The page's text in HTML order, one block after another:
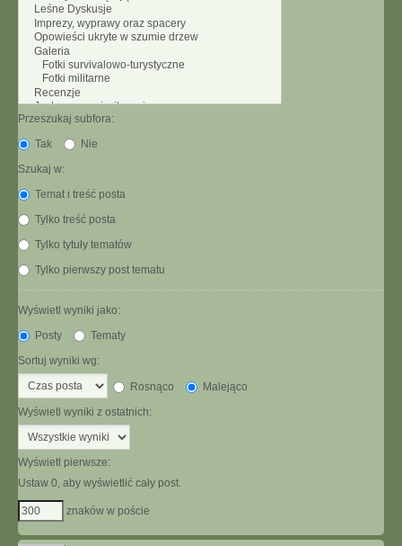
Przeszukaj subfora:
Tak
Nie
Szukaj w:
Temat i treść posta
Tylko treść posta
Tylko tytuły tematów
Tylko pierwszy post tematu
Wyświetl wyniki jako:
Posty
Tematy
Sortuj wyniki wg:
Rosnąco
Malejąco
Wyświetl wyniki z ostatnich:
Wyświetl pierwsze:
Ustaw 0, aby wyświetlić cały post.
znaków w poście